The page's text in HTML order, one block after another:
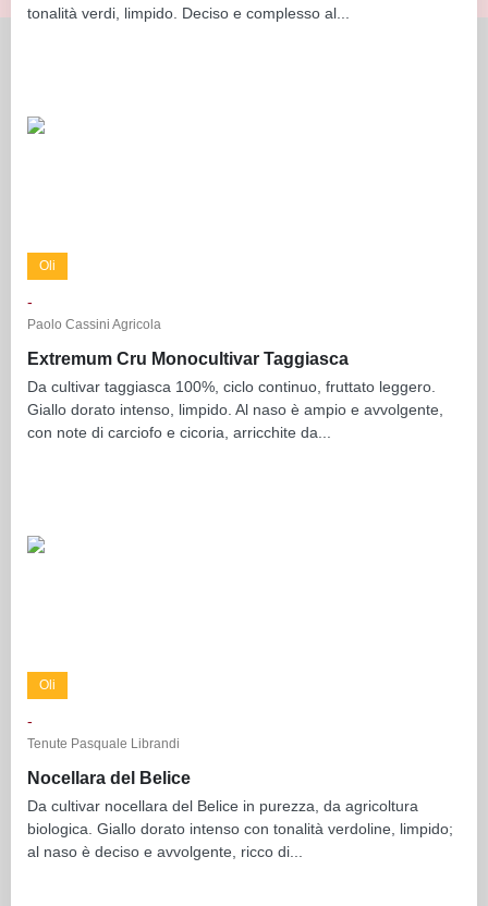
tonalità verdi, limpido. Deciso e complesso al...
Oli
-
Paolo Cassini Agricola
Extremum Cru Monocultivar Taggiasca
Da cultivar taggiasca 100%, ciclo continuo, fruttato leggero.
Giallo dorato intenso, limpido. Al naso è ampio e avvolgente,
con note di carciofo e cicoria, arricchite da...
Oli
-
Tenute Pasquale Librandi
Nocellara del Belice
Da cultivar nocellara del Belice in purezza, da agricoltura
biologica. Giallo dorato intenso con tonalità verdoline, limpido;
al naso è deciso e avvolgente, ricco di...